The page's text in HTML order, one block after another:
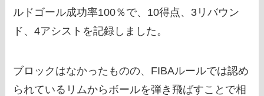
ルドゴール成功率100％で、10得点、3リバウン
ド、4アシストを記録しました。
ブロックはなかったものの、FIBAルールでは認め
られているリムからボールを弾き飛ばすことで相